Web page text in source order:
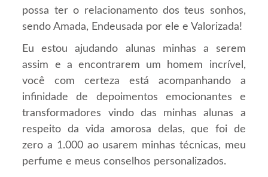
possa ter o relacionamento dos teus sonhos,
sendo Amada, Endeusada por ele e Valorizada!
Eu estou ajudando alunas minhas a serem
assim e a encontrarem um homem incrível,
você com certeza está acompanhando a
infinidade de depoimentos emocionantes e
transformadores vindo das minhas alunas a
respeito da vida amorosa delas, que foi de
zero a 1.000 ao usarem minhas técnicas, meu
perfume e meus conselhos personalizados.